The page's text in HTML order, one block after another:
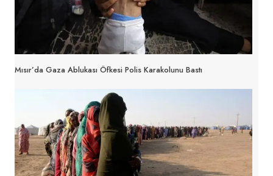
Mısır’da Gaza Ablukası Öfkesi Polis Karakolunu Bastı